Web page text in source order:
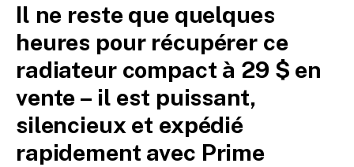
Il ne reste que quelques
heures pour récupérer ce
radiateur compact à 29 $ en
vente – il est puissant,
silencieux et expédié
rapidement avec Prime